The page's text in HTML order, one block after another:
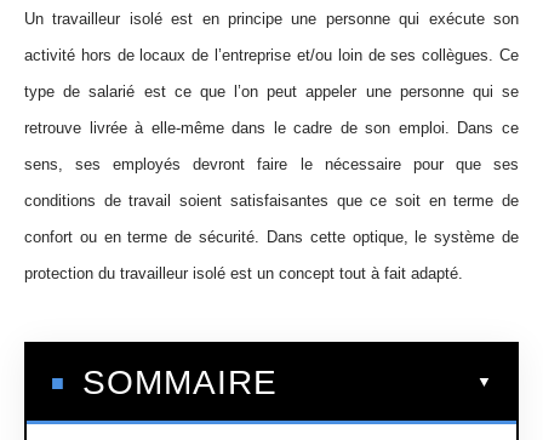
Un travailleur isolé est en principe une personne qui exécute son
activité hors de locaux de l’entreprise et/ou loin de ses collègues. Ce
type de salarié est ce que l’on peut appeler une personne qui se
retrouve livrée à elle-même dans le cadre de son emploi. Dans ce
sens, ses employés devront faire le nécessaire pour que ses
conditions de travail soient satisfaisantes que ce soit en terme de
confort ou en terme de sécurité. Dans cette optique, le système de
protection du travailleur isolé est un concept tout à fait adapté.
SOMMAIRE